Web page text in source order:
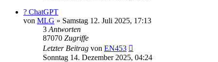
? ChatGPT
von MLG » Samstag 12. Juli 2025, 17:13
3 Antworten
87070 Zugriffe
Letzter Beitrag von EN453
Sonntag 14. Dezember 2025, 04:24